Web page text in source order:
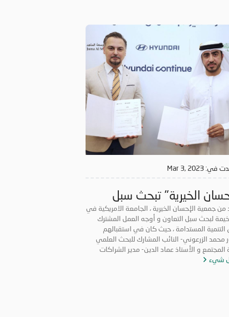
في: Mar 3, 2023
الخيرية" تبحث سبل
مع «الجامعة الامريكية»
الخيمة
من جمعية الإحسان الخيرية ، الجامعة الامريكية في
لبحث سبل التعاون و أوجه العمل المشترك
التنمية المستدامة ، حيث كان في استقبالهم
محمد الزرعوني- النائب المشارك للبحث العلمي
وخدمة المجتمع و الأستاذ عماد الدين- مدير الشراكات
والأعمال بالجامعة.
شيء